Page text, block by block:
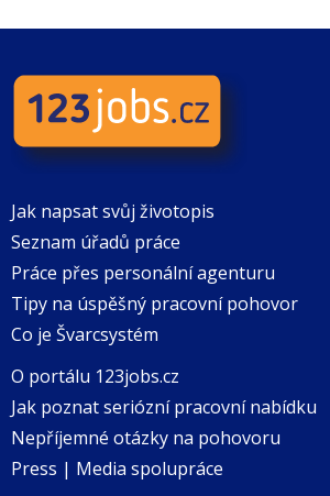
Jak napsat svůj životopis
Seznam úřadů práce
Práce přes personální agenturu
Tipy na úspěšný pracovní pohovor
Co je Švarcsystém
O portálu 123jobs.cz
Jak poznat seriózní pracovní nabídku
Nepříjemné otázky na pohovoru
Press | Media spolupráce